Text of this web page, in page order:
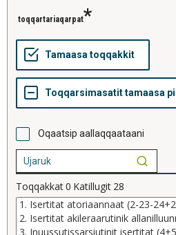
toqqartariaqarpat
Oqaatsip aallaqqaataani
Toqqakkat0 Katillugit 28